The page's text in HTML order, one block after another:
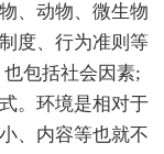
、动物、微生物
度、行为准则等
包括社会因素;
。环境是相对于
、内容等也就不